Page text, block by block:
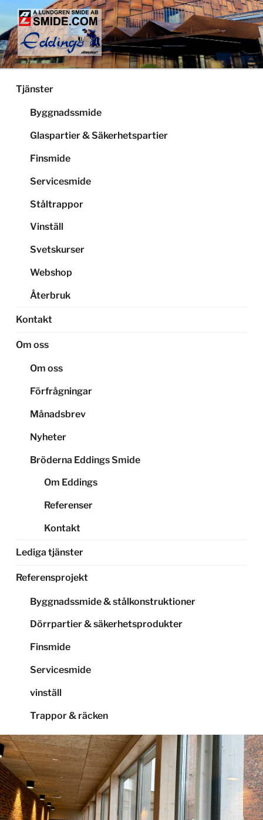
Hoppa
innehåll
LUNDGRENS SMIDE
Smide och glaspartier i Stockholm
Tjänster
Byggnadssmide
Glaspartier & Säkerhetspartier
Finsmide
Servicesmide
Ståltrappor
Vinställ
Svetskurser
Webshop
Återbruk
Kontakt
Om oss
Om oss
Förfrågningar
Månadsbrev
Nyheter
Bröderna Eddings Smide
Om Eddings
Referenser
Kontakt
Lediga tjänster
Referensprojekt
Byggnadssmide & stålkonstruktioner
Dörrpartier & säkerhetsprodukter
Finsmide
Servicesmide
vinställ
Trappor & räcken